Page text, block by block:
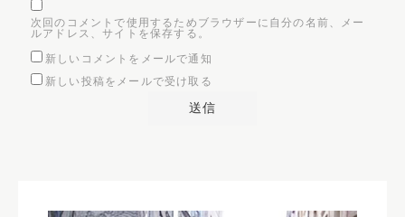
次回のコメントで使用するためブラウザーに自分の名前、メー
ルアドレス、サイトを保存する。
新しいコメントをメールで通知
新しい投稿をメールで受け取る